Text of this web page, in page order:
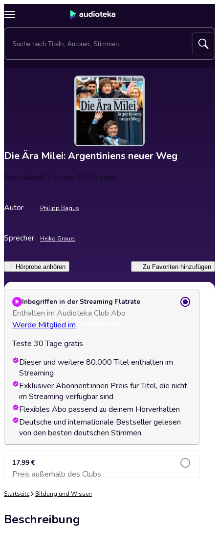
Die Ära Milei: Argentiniens neuer Weg
Spieldauer6 Stunden 51 Minuten
Autor Philipp Bagus
Sprecher Heiko Grauel
Hörprobe anhören Zu Favoriten hinzufügen
Inbegriffen in der Streaming Flatrate
Enthalten im Audioteka Club Abo
Werde Mitglied im
Teste 30 Tage gratis
Dieser und weitere 80.000 Titel enthalten im
Streaming
Exklusiver Abonnent:innen Preis für Titel, die nicht
im Streaming verfügbar sind
Flexibles Abo passend zu deinem Hörverhalten
Deutsche und internationale Bestseller gelesen
von den besten deutschen Stimmen
17,99 €
Preis außerhalb des ClubsZum Warenkorb hinzufügen
Startseite Bildung und Wissen
Beschreibung